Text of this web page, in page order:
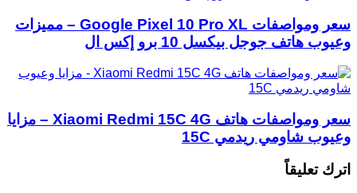
سعر ومواصفات Google Pixel 10 Pro XL – مميزات
وعيوب هاتف جوجل بيكسل 10 برو إكس ال
سعر ومواصفات هاتف Xiaomi Redmi 15C 4G – مزايا
وعيوب شاومي ريدمي 15C
اترك تعليقاً